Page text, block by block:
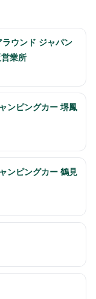
ウンド ジャパン
業所
ンピングカー 堺鳳
ンピングカー 鶴見